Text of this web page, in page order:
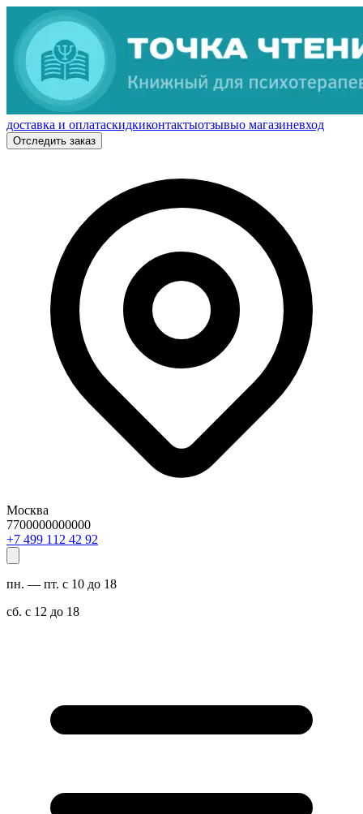
доставка и оплатаскидкиконтактыотзывыо магазиневход
Отследить заказ
Москва
7700000000000
29 24 211 994 7+
пн. — пт. с 10 до 18
сб. с 12 до 18